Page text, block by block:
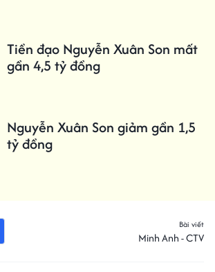
Tiền đạo Nguyễn Xuân Son mất
gần 4,5 tỷ đồng
Nguyễn Xuân Son giảm gần 1,5
tỷ đồng
Bài viết
Minh Anh - CTV